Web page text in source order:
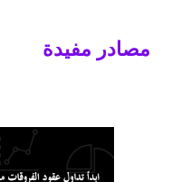
مصادر مفيدة